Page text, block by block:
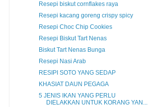
Resepi biskut cornflakes raya
Resepi kacang goreng crispy spicy
Resepi Choc Chip Cookies
Resepi Biskut Tart Nenas
Biskut Tart Nenas Bunga
Resepi Nasi Arab
RESIPI SOTO YANG SEDAP
KHASIAT DAUN PEGAGA
5 JENIS IKAN YANG PERLU
DIELAKKAN UNTUK KORANG YAN...